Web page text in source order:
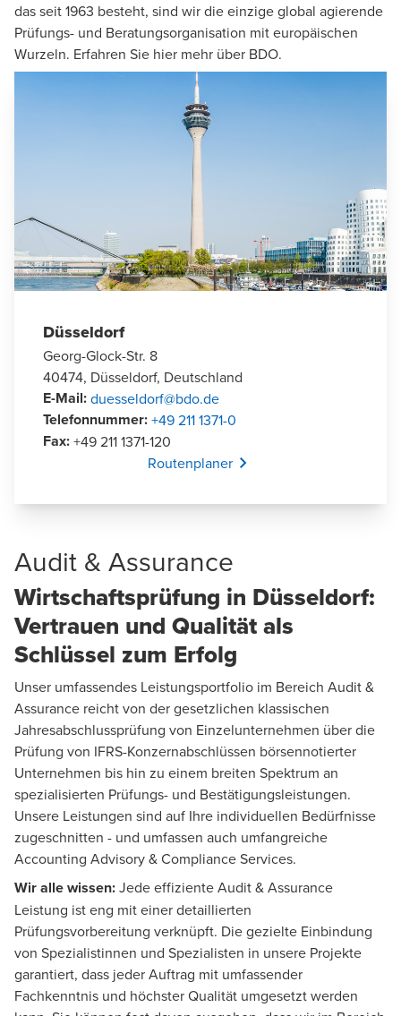
das seit 1963 besteht, sind wir die einzige global agierende
Prüfungs- und Beratungsorganisation mit europäischen
Wurzeln. Erfahren Sie hier mehr über BDO.
Düsseldorf
Georg-Glock-Str. 8
40474, Düsseldorf, Deutschland
E-Mail:duesseldorf@bdo.de
Telefonnummer:+49 211 1371-0
Fax:+49 211 1371-120
RoutenplanerOpens In A New Window/tab
Audit & Assurance
Wirtschaftsprüfung in Düsseldorf:
Vertrauen und Qualität als
Schlüssel zum Erfolg
Unser umfassendes Leistungsportfolio im Bereich Audit &
Assurance reicht von der gesetzlichen klassischen
Jahresabschlussprüfung von Einzelunternehmen über die
Prüfung von IFRS-Konzernabschlüssen börsennotierter
Unternehmen bis hin zu einem breiten Spektrum an
spezialisierten Prüfungs- und Bestätigungsleistungen.
Unsere Leistungen sind auf Ihre individuellen Bedürfnisse
zugeschnitten - und umfassen auch umfangreiche
Accounting Advisory& Compliance Services.
Wir alle wissen:Jede effiziente Audit & Assurance
Leistung ist eng mit einer detaillierten
Prüfungsvorbereitung verknüpft. Die gezielte Einbindung
von Spezialistinnen und Spezialisten in unsere Projekte
garantiert, dass jeder Auftrag mit umfassender
Fachkenntnis und höchster Qualität umgesetzt werden